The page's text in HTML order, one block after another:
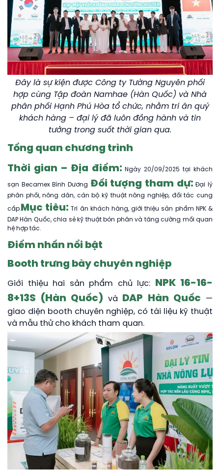
Đây là sự kiện được Công ty Tường Nguyên phối
hợp cùng Tập đoàn Namhae (Hàn Quốc) và Nhà
phân phối Hạnh Phú Hòa tổ chức, nhằm tri ân quý
khách hàng – đại lý đã luôn đồng hành và tin
tưởng trong suốt thời gian qua.
Tổng quan chương trình
Thời gian – Địa điểm: Ngày 20/09/2025 tại khách
sạn Becamex Bình Dương Đối tượng tham dự: Đại lý
phân phối, nông dân, cán bộ kỹ thuật nông nghiệp, đối tác cung
cấp.Mục tiêu: Tri ân khách hàng, giới thiệu sản phẩm NPK &
DAP Hàn Quốc, chia sẻ kỹ thuật bón phân và tăng cường mối quan
hệ hợp tác.
Điểm nhấn nổi bật
Booth trưng bày chuyên nghiệp
Giới thiệu hai sản phẩm chủ lực: NPK 16-16-
8+13S (Hàn Quốc) và DAP Hàn Quốc —
giao diện booth chuyên nghiệp, có tài liệu kỹ thuật
và mẫu thử cho khách tham quan.